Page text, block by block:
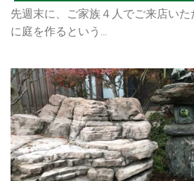
先週末に、ご家族４人でご来店い
に庭を作るという...